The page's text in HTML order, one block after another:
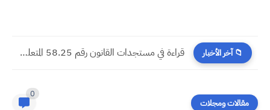
📁 آخر الأخبار مسجدات جرائم الشيك في قانون المسطرة المدنية الجديد
مقالات ومجلات
0